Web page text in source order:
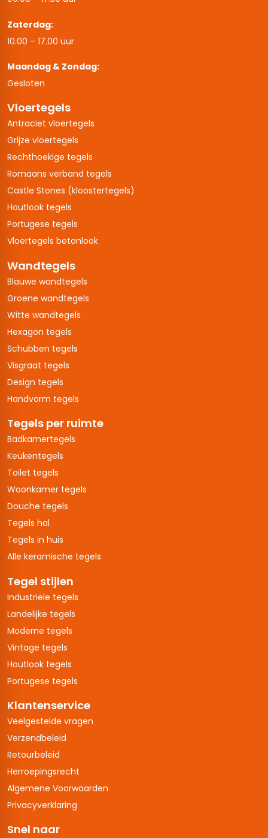
Zaterdag:
10.00 – 17.00 uur
Maandag & Zondag:
Gesloten
Vloertegels
Antraciet vloertegels
Grijze vloertegels
Rechthoekige tegels
Romaans verband tegels
Castle Stones (kloostertegels)
Houtlook tegels
Portugese tegels
Vloertegels betonlook
Wandtegels
Blauwe wandtegels
Groene wandtegels
Witte wandtegels
Hexagon tegels
Schubben tegels
Visgraat tegels
Design tegels
Handvorm tegels
Tegels per ruimte
Badkamertegels
Keukentegels
Toilet tegels
Woonkamer tegels
Douche tegels
Tegels hal
Tegels in huis
Alle keramische tegels
Tegel stijlen
Industriële tegels
Landelijke tegels
Moderne tegels
Vintage tegels
Houtlook tegels
Portugese tegels
Klantenservice
Veelgestelde vragen
Verzendbeleid
Retourbeleid
Herroepingsrecht
Algemene Voorwaarden
Privacyverklaring
Snel naar